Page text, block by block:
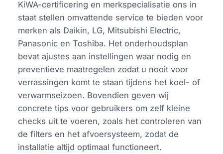
KiWA-certificering en merkspecialisatie ons in
staat stellen omvattende service te bieden voor
merken als Daikin, LG, Mitsubishi Electric,
Panasonic en Toshiba. Het onderhoudsplan
bevat ajustes aan instellingen waar nodig en
preventieve maatregelen zodat u nooit voor
verrassingen komt te staan tijdens het koel- of
verwarmseizoen. Bovendien geven wij
concrete tips voor gebruikers om zelf kleine
checks uit te voeren, zoals het controleren van
de filters en het afvoersysteem, zodat de
installatie altijd optimaal functioneert.